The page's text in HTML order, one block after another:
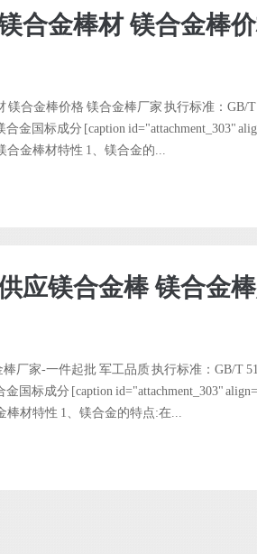
合金棒材 镁合金棒
镁合金棒价格 镁合金棒厂家 执行标准：GB/
金国标成分 [caption id="attachment_303"
合金棒材特性 1、镁合金的...
应镁合金棒 镁合金
厂家-一件起批 军工品质 执行标准：GB/T
国标成分 [caption id="attachment_303"
棒材特性 1、镁合金的特点:在...